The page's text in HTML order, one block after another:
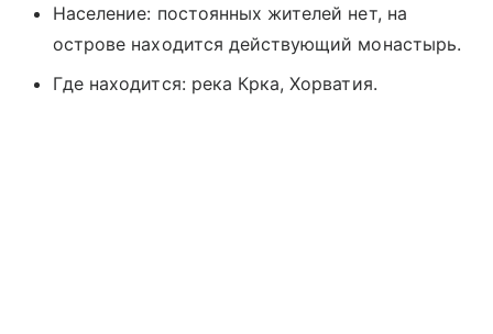
Население: постоянных жителей нет, на
острове находится действующий монастырь.
Где находится: река Крка, Хорватия.